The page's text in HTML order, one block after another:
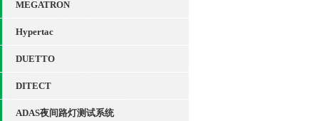
MEGATRON
Hypertac
DUETTO
DITECT
ADAS夜间路灯测试系统